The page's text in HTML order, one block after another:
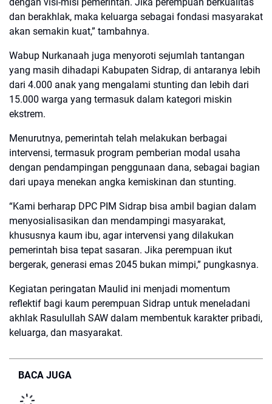
dan berakhlak, maka keluarga sebagai fondasi masyarakat
akan semakin kuat,” tambahnya.
Wabup Nurkanaah juga menyoroti sejumlah tantangan
yang masih dihadapi Kabupaten Sidrap, di antaranya lebih
dari 4.000 anak yang mengalami stunting dan lebih dari
15.000 warga yang termasuk dalam kategori miskin
ekstrem.
Menurutnya, pemerintah telah melakukan berbagai
intervensi, termasuk program pemberian modal usaha
dengan pendampingan penggunaan dana, sebagai bagian
dari upaya menekan angka kemiskinan dan stunting.
“Kami berharap DPC PIM Sidrap bisa ambil bagian dalam
menyosialisasikan dan mendampingi masyarakat,
khususnya kaum ibu, agar intervensi yang dilakukan
pemerintah bisa tepat sasaran. Jika perempuan ikut
bergerak, generasi emas 2045 bukan mimpi,” pungkasnya.
Kegiatan peringatan Maulid ini menjadi momentum
reflektif bagi kaum perempuan Sidrap untuk meneladani
akhlak Rasulullah SAW dalam membentuk karakter pribadi,
keluarga, dan masyarakat.
BACA JUGA